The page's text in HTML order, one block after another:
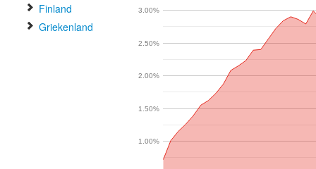
Finland
Griekenland
1.00%
1.50%
2.00%
2.50%
3.00%